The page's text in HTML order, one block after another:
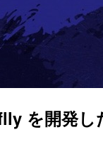
を開発